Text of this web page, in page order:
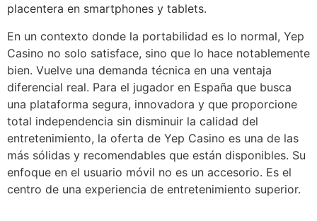
placentera en smartphones y tablets.
En un contexto donde la portabilidad es lo normal, Yep
Casino no solo satisface, sino que lo hace notablemente
bien. Vuelve una demanda técnica en una ventaja
diferencial real. Para el jugador en España que busca
una plataforma segura, innovadora y que proporcione
total independencia sin disminuir la calidad del
entretenimiento, la oferta de Yep Casino es una de las
más sólidas y recomendables que están disponibles. Su
enfoque en el usuario móvil no es un accesorio. Es el
centro de una experiencia de entretenimiento superior.